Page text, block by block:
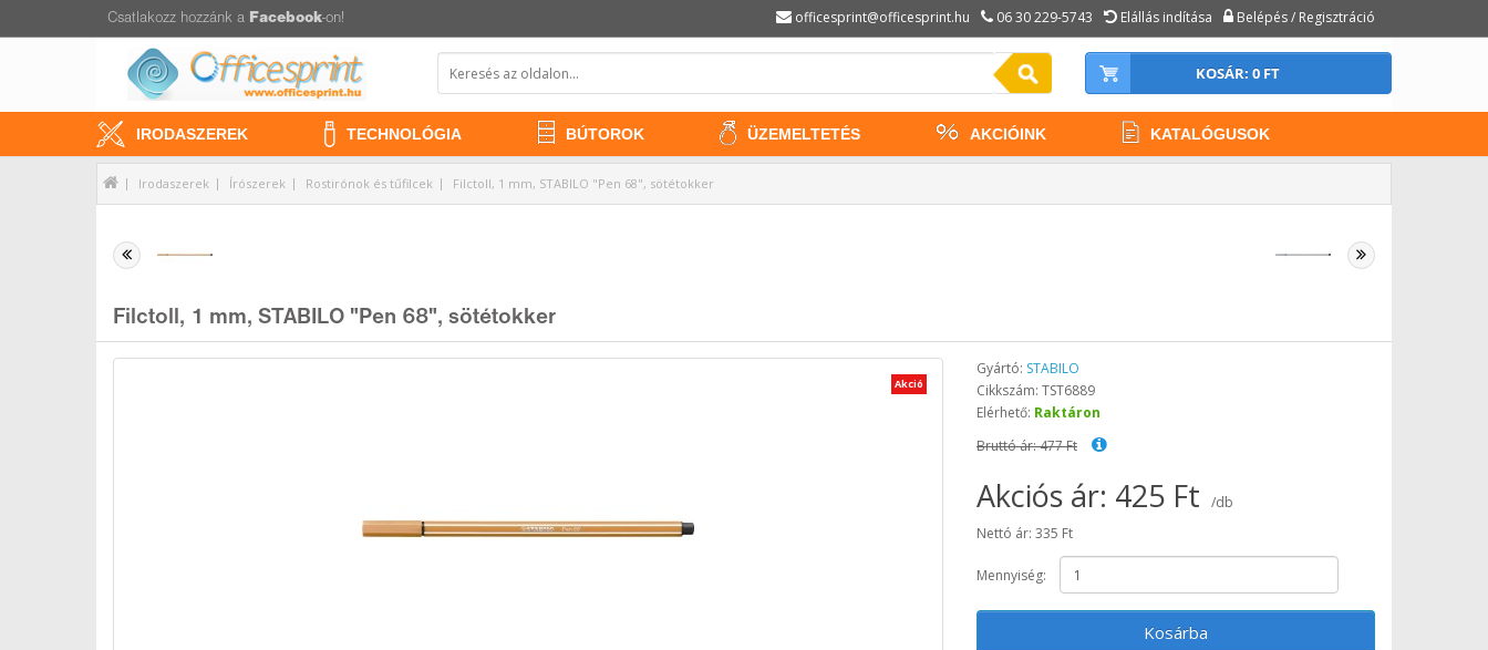
Csatlakozz hozzánk a Facebook-on! officesprint@officesprint.hu 06 30 229-5743 Elállás indítása Belépés / Regisztráció
KOSÁR: 0 FT
IRODASZEREK TECHNOLÓGIA BÚTOROK ÜZEMELTETÉS AKCIÓINK KATALÓGUSOK
Irodaszerek Írószerek Rostirónok és tűfilcek Filctoll, 1 mm, STABILO "Pen 68", sötétokker
Filctoll, 1 mm, STABILO "Pen 68", sötétokker
Akció
Gyártó: STABILO
Cikkszám: TST6889
Elérhető: Raktáron
Bruttó ár: 477 Ft
Akciós ár: 425 Ft
/db
Nettó ár: 335 Ft
Mennyiség:
Kosárba